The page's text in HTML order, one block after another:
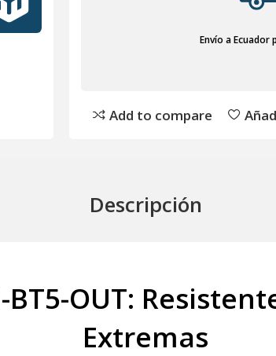
Envío a
Add to compare
Descripción
OUT:
Extremas